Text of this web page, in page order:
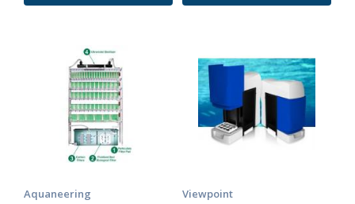
Aquaneering Viewpoint